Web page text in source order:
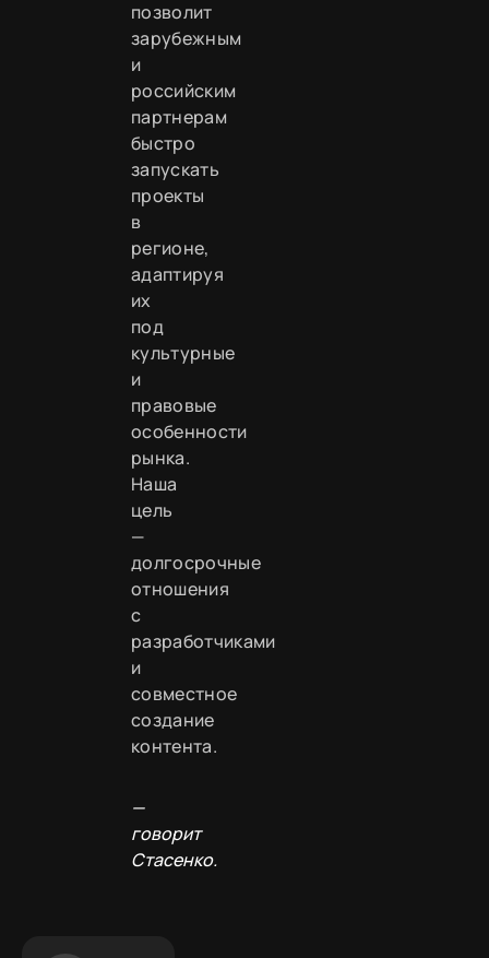
позволит
зарубежным
и
российским
партнерам
быстро
запускать
проекты
в
регионе,
адаптируя
их
под
культурные
и
правовые
особенности
рынка.
Наша
цель
—
долгосрочные
отношения
с
разработчиками
и
совместное
создание
контента.
—
говорит
Стасенко.